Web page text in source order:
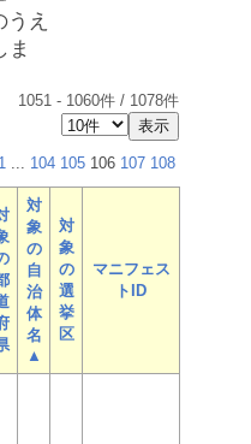
うえ
ま
1051 - 1060件 / 1078件
1 ... 104 105 106 107 108
対
象
の
自
治
体
名
▲
対
象
の
選
挙
区
マニフェス
トID